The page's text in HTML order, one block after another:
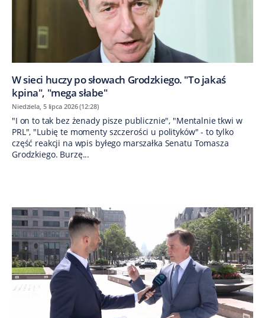
W sieci huczy po słowach Grodzkiego. "To jakaś
kpina", "mega słabe"
Niedziela, 5 lipca 2026 (12:28)
"I on to tak bez żenady pisze publicznie", "Mentalnie tkwi w
PRL", "Lubię te momenty szczerości u polityków" - to tylko
część reakcji na wpis byłego marszałka Senatu Tomasza
Grodzkiego. Burzę...